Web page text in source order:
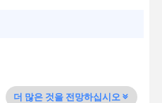
더 많은 것을 전망하십시오